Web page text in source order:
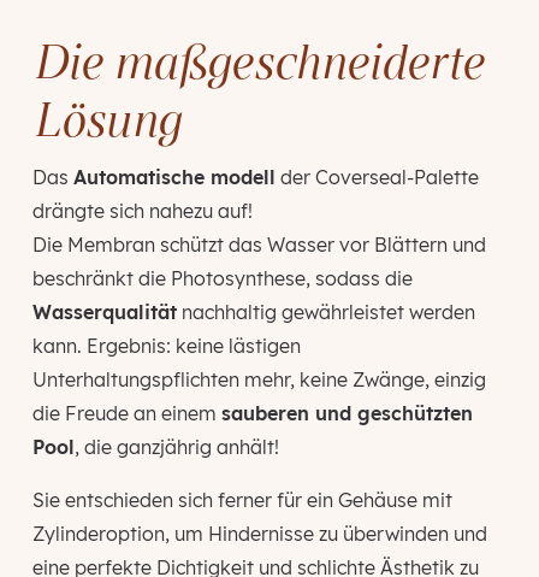
Die maßgeschneiderte
Lösung
Das Automatische modell der Coverseal-Palette
drängte sich nahezu auf!
Die Membran schützt das Wasser vor Blättern und
beschränkt die Photosynthese, sodass die
Wasserqualitätnachhaltig gewährleistet werden
kann. Ergebnis: keine lästigen
Unterhaltungspflichten mehr, keine Zwänge, einzig
die Freude an einem sauberen und geschützten
Pool, die ganzjährig anhält!
Sie entschieden sich ferner für ein Gehäuse mit
Zylinderoption, um Hindernisse zu überwinden und
eine perfekte Dichtigkeit und schlichte Ästhetik zu